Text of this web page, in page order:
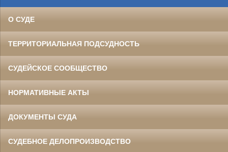
О СУДЕ
ТЕРРИТОРИАЛЬНАЯ ПОДСУДНОСТЬ
СУДЕЙСКОЕ СООБЩЕСТВО
НОРМАТИВНЫЕ АКТЫ
ДОКУМЕНТЫ СУДА
СУДЕБНОЕ ДЕЛОПРОИЗВОДСТВО